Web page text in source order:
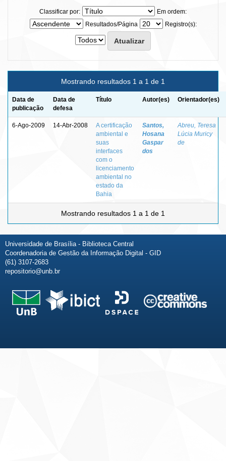
Classificar por:
Em ordem:
Resultados/Página
Registro(s):
Mostrando resultados 1 a 1 de 1
Data de
publicação
Data de
defesa
Título Autor(es) Orientador(es)
6-Ago-2009 14-Abr-2008
A certificação
ambiental e
suas
interfaces
com o
licenciamento
ambiental no
estado da
Bahia
Santos,
Hosana
Gaspar
dos
Abreu, Teresa
Lúcia Muricy
de
Mostrando resultados 1 a 1 de 1
Universidade de Brasília - Biblioteca Central
Coordenadoria de Gestão da Informação Digital - GID
(61) 3107-2683
repositorio@unb.br